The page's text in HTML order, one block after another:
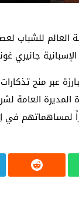
عبر منح
العامة
في